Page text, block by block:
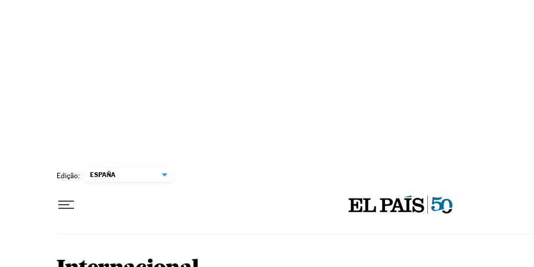
Edição: ESPAÑA